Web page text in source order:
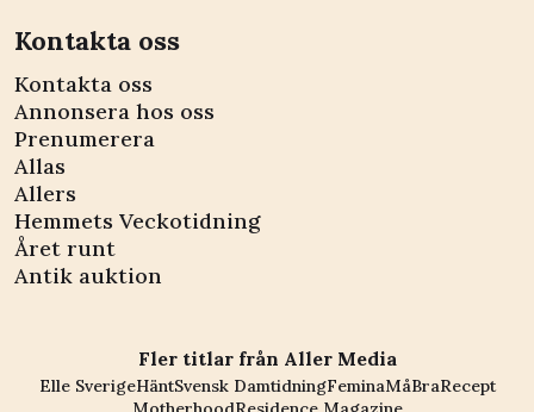
Kontakta oss
Kontakta oss
Annonsera hos oss
Prenumerera
Allas
Allers
Hemmets Veckotidning
Året runt
Antik auktion
Fler titlar från Aller Media
Elle SverigeHäntSvensk DamtidningFeminaMåBraRecept